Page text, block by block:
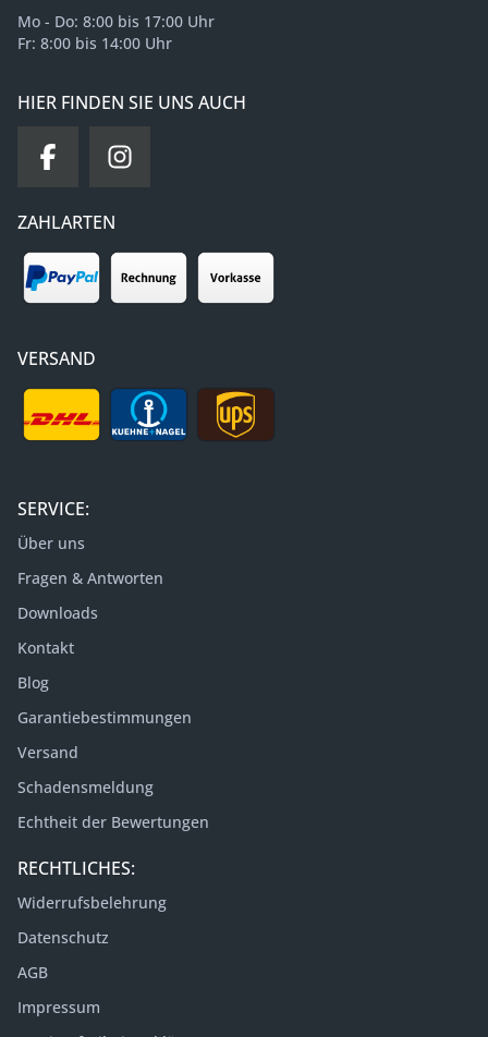
Mo - Do: 8:00 bis 17:00 Uhr
Fr: 8:00 bis 14:00 Uhr
HIER FINDEN SIE UNS AUCH
ZAHLARTEN
VERSAND
SERVICE:
Über uns
Fragen & Antworten
Downloads
Kontakt
Blog
Garantiebestimmungen
Versand
Schadensmeldung
Echtheit der Bewertungen
RECHTLICHES:
Widerrufsbelehrung
Datenschutz
AGB
Impressum